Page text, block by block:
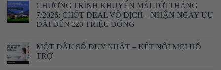
CHƯƠNG TRÌNH KHUYẾN MÃI TỚI THÁNG
7/2026: CHỐT DEAL VÔ ĐỊCH – NHẬN NGAY ƯU
ĐÃI ĐẾN 220 TRIỆU ĐỒNG
MỘT ĐẦU SỐ DUY NHẤT – KẾT NỐI MỌI HỖ
TRỢ